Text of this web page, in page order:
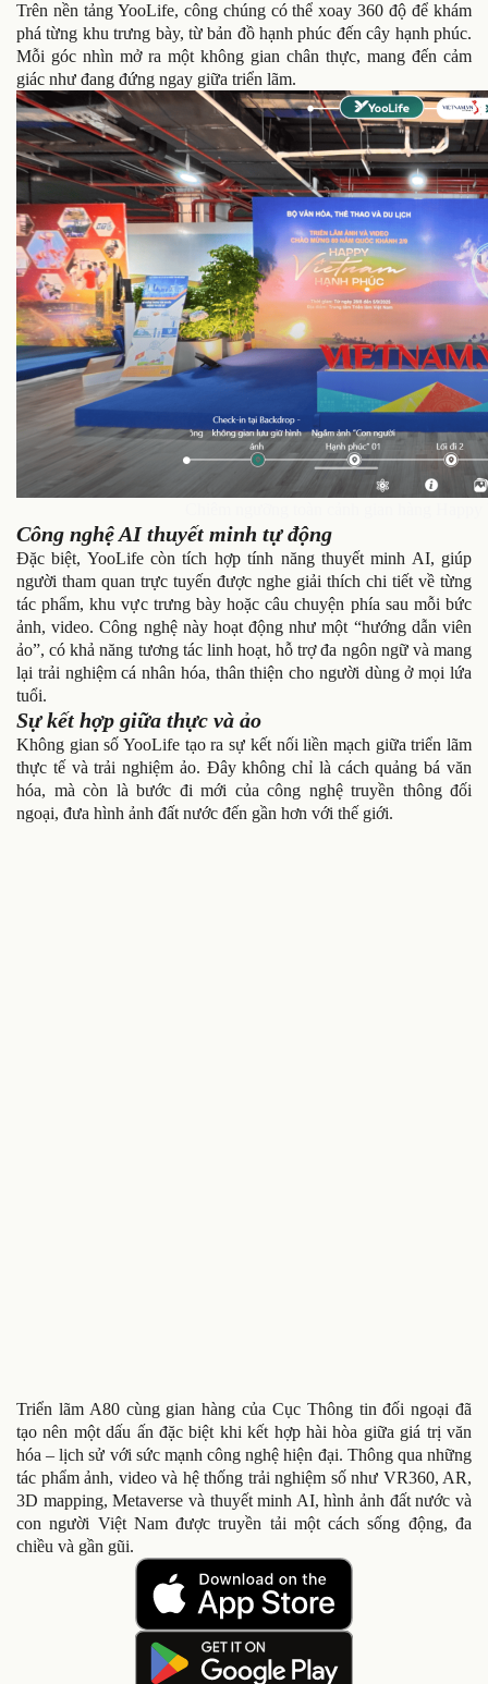
Trên nền tảng YooLife, công chúng có thể xoay 360 độ để khám
phá từng khu trưng bày, từ bản đồ hạnh phúc đến cây hạnh phúc.
Mỗi góc nhìn mở ra một không gian chân thực, mang đến cảm
giác như đang đứng ngay giữa triển lãm.
Công nghệ AI thuyết minh tự động
Đặc biệt, YooLife còn tích hợp tính năng thuyết minh AI, giúp
người tham quan trực tuyến được nghe giải thích chi tiết về từng
tác phẩm, khu vực trưng bày hoặc câu chuyện phía sau mỗi bức
ảnh, video. Công nghệ này hoạt động như một “hướng dẫn viên
ảo”, có khả năng tương tác linh hoạt, hỗ trợ đa ngôn ngữ và mang
lại trải nghiệm cá nhân hóa, thân thiện cho người dùng ở mọi lứa
tuổi.
Sự kết hợp giữa thực và ảo
Không gian số YooLife tạo ra sự kết nối liền mạch giữa triển lãm
thực tế và trải nghiệm ảo. Đây không chỉ là cách quảng bá văn
hóa, mà còn là bước đi mới của công nghệ truyền thông đối
ngoại, đưa hình ảnh đất nước đến gần hơn với thế giới.
Triển lãm A80 cùng gian hàng của Cục Thông tin đối ngoại đã
tạo nên một dấu ấn đặc biệt khi kết hợp hài hòa giữa giá trị văn
hóa – lịch sử với sức mạnh công nghệ hiện đại. Thông qua những
tác phẩm ảnh, video và hệ thống trải nghiệm số như VR360, AR,
3D mapping, Metaverse và thuyết minh AI, hình ảnh đất nước và
con người Việt Nam được truyền tải một cách sống động, đa
chiều và gần gũi.